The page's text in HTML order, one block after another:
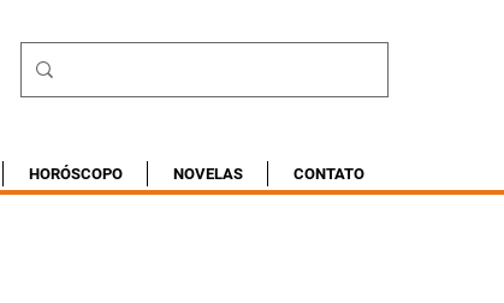
HORÓSCOPO NOVELAS CONTATO